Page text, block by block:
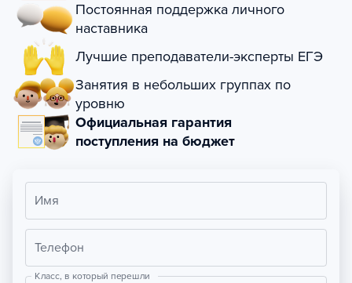
Постоянная поддержка личного
наставника
Лучшие преподаватели-эксперты ЕГЭ
Занятия в небольших группах по
уровню
Официальная гарантия
поступления на бюджет
Имя
Телефон
Класс, в который перешли